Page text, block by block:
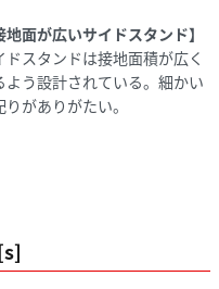
地面が広いサイドスタンド】
ドスタンドは接地面積が広く
よう設計されている。細かい
りがありがたい。